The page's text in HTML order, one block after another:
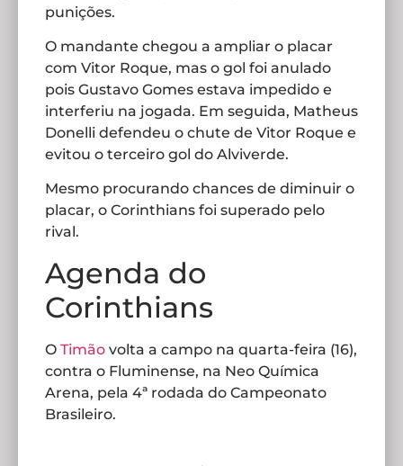
punições.
O mandante chegou a ampliar o placar
com Vitor Roque, mas o gol foi anulado
pois Gustavo Gomes estava impedido e
interferiu na jogada. Em seguida, Matheus
Donelli defendeu o chute de Vitor Roque e
evitou o terceiro gol do Alviverde.
Mesmo procurando chances de diminuir o
placar, o Corinthians foi superado pelo
rival.
Agenda do
Corinthians
O Timão volta a campo na quarta-feira (16),
contra o Fluminense, na Neo Química
Arena, pela 4ª rodada do Campeonato
Brasileiro.